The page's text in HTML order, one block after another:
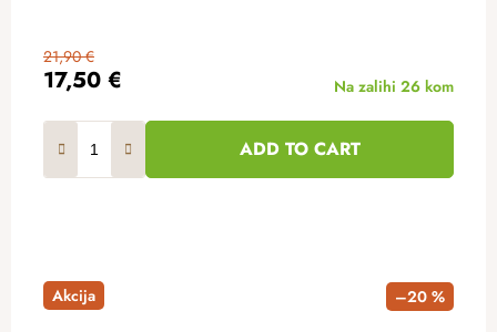
17,50 €
21,90 €
Na zalihi 26 kom
ADD TO CART
Akcija –20 %